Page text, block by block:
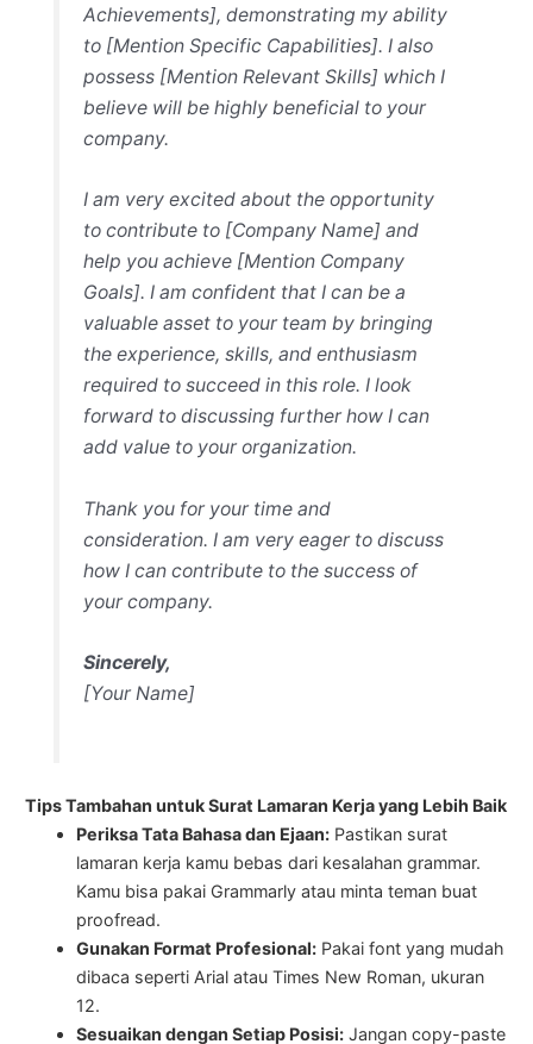
Achievements], demonstrating my ability
to [Mention Specific Capabilities]. I also
possess [Mention Relevant Skills] which I
believe will be highly beneficial to your
company.
I am very excited about the opportunity
to contribute to [Company Name] and
help you achieve [Mention Company
Goals]. I am confident that I can be a
valuable asset to your team by bringing
the experience, skills, and enthusiasm
required to succeed in this role. I look
forward to discussing further how I can
add value to your organization.
Thank you for your time and
consideration. I am very eager to discuss
how I can contribute to the success of
your company.
Sincerely,
[Your Name]
Tips Tambahan untuk Surat Lamaran Kerja yang Lebih Baik
Periksa Tata Bahasa dan Ejaan: Pastikan surat
lamaran kerja kamu bebas dari kesalahan grammar.
Kamu bisa pakai Grammarly atau minta teman buat
proofread.
Gunakan Format Profesional: Pakai font yang mudah
dibaca seperti Arial atau Times New Roman, ukuran
12.
Sesuaikan dengan Setiap Posisi: Jangan copy-paste